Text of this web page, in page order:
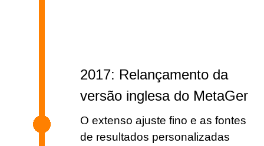
2017: Relançamento da
versão inglesa do MetaGer
O extenso ajuste fino e as fontes
de resultados personalizadas